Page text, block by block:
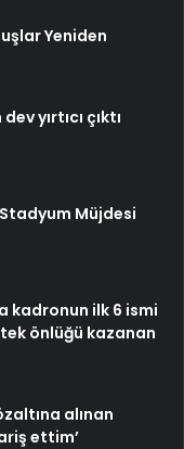
Yeniden
yırtıcı çıktı
Stadyum Müjdesi
kadronun ilk 6 ismi
önlüğü kazanan
alınan
ettim’